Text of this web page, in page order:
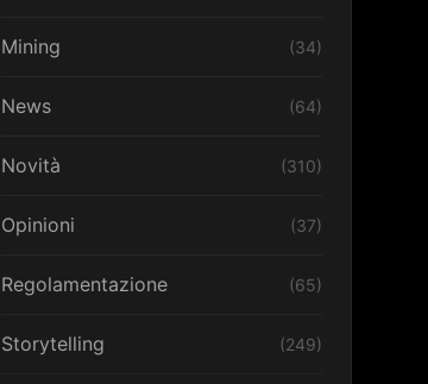
Mining (34)
News (64)
Novità (310)
Opinioni (37)
Regolamentazione (65)
Storytelling (249)